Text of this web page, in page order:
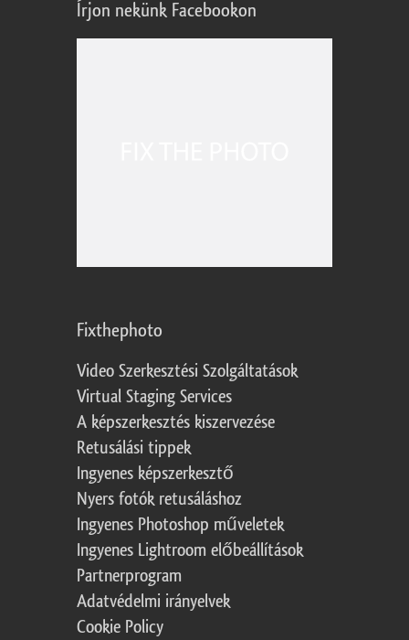
Írjon nekünk Facebookon
Fixthephoto
Video Szerkesztési Szolgáltatások
Virtual Staging Services
A képszerkesztés kiszervezése
Retusálási tippek
Ingyenes képszerkesztő
Nyers fotók retusáláshoz
Ingyenes Photoshop műveletek
Ingyenes Lightroom előbeállítások
Partnerprogram
Adatvédelmi irányelvek
Cookie Policy